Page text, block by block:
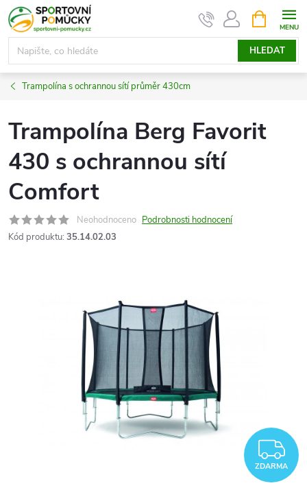
Přejít
na
obsah
HLEDAT
NÁKUPNÍ
KOŠÍK
Trampolína s ochrannou sítí průměr 430cm
Trampolína Berg Favorit
430 s ochrannou sítí
Comfort
Neohodnoceno Podrobnosti hodnocení
Kód produktu: 35.14.02.03
ZDARMA